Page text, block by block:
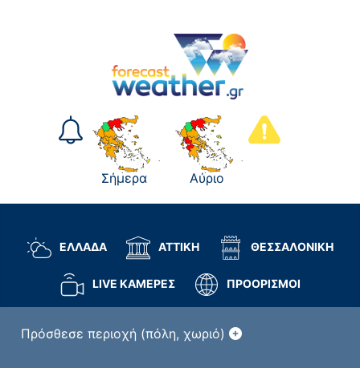
Σήμερα Αύριο
ΕΛΛΑΔΑ ΑΤΤΙΚΗ ΘΕΣΣΑΛΟΝΙΚΗ
LIVE ΚΑΜΕΡΕΣ ΠΡΟΟΡΙΣΜΟΙ
Πρόσθεσε περιοχή (πόλη, χωριό)